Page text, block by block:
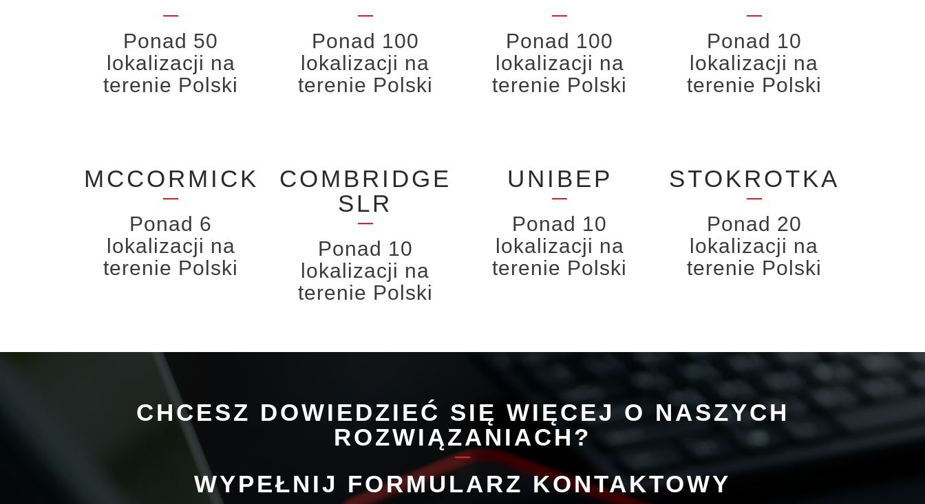
Ponad 50
lokalizacji na
terenie Polski
Ponad 100
lokalizacji na
terenie Polski
Ponad 100
lokalizacji na
terenie Polski
Ponad 10
lokalizacji na
terenie Polski
MCCORMICK
Ponad 6
lokalizacji na
terenie Polski
COMBRIDGE
SLR
Ponad 10
lokalizacji na
terenie Polski
UNIBEP
Ponad 10
lokalizacji na
terenie Polski
STOKROTKA
Ponad 20
lokalizacji na
terenie Polski
CHCESZ DOWIEDZIEĆ SIĘ WIĘCEJ O NASZYCH
ROZWIĄZANIACH?
WYPEŁNIJ FORMULARZ KONTAKTOWY